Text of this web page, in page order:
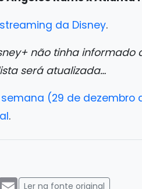
da Disney.
não tinha informado
será atualizada…
(29 de dezembro
.
Email
Ler na fonte original